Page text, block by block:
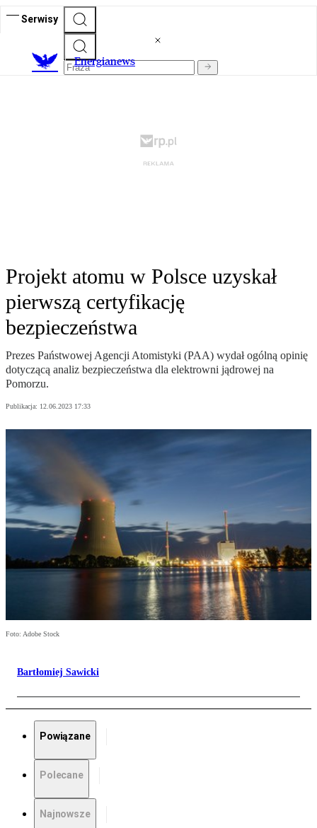
Serwisy
Energianews
Projekt atomu w Polsce uzyskał
pierwszą certyfikację
bezpieczeństwa
Prezes Państwowej Agencji Atomistyki (PAA) wydał ogólną opinię
dotyczącą analiz bezpieczeństwa dla elektrowni jądrowej na
Pomorzu.
Publikacja: 12.06.2023 17:33
Foto: Adobe Stock
Bartłomiej Sawicki
Powiązane
Polecane
Najnowsze